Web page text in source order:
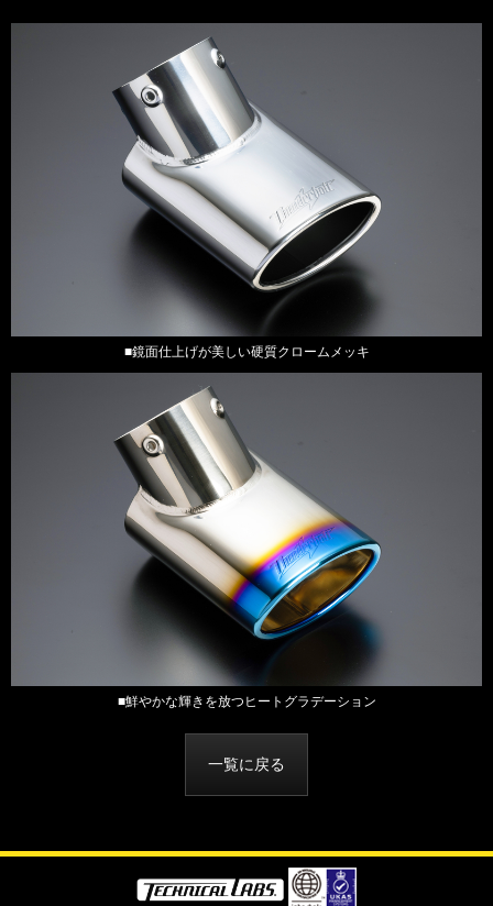
■鏡面仕上げが美しい硬質クロームメッキ
■鮮やかな輝きを放つヒートグラデーション
一覧に戻る